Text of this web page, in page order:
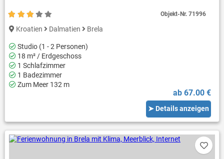
Kroatien Dalmatien Brela
Studio (1 - 2 Personen)
18 m² / Erdgeschoss
1 Schlafzimmer
1 Badezimmer
Zum Meer 132 m
ab 67.00 €
➤ Details anzeigen
Objekt-Nr.71996